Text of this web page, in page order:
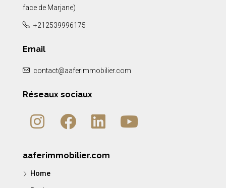
face de Marjane)
+212539996175
Email
contact@aaferimmobilier.com
Réseaux sociaux
aaferimmobilier.com
Home